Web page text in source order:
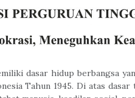
dasar hidup berbangsa
Tahun 1945. Di atas